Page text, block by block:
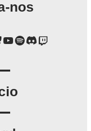
nos
YouTube Spotify Discord Twitch